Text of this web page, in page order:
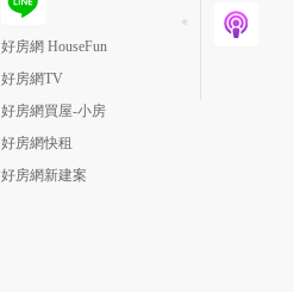
好房網 HouseFun
好房網TV
好房網買屋-小房
好房網快租
好房網新建案